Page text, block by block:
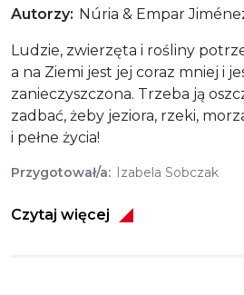
Autorzy Núria & Empar
Ludzie, zwierzęta i rośliny
a na Ziemi jest jej coraz mniej i
zanieczyszczona. Trzeba ją
zadbać, żeby jeziora, rzeki,
i pełne życia!
Przygotował/a Izabela Sobczak
Czytaj więcej